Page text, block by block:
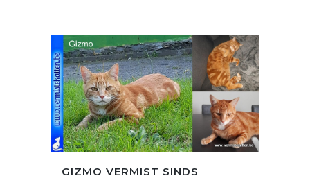
GIZMO VERMIST SINDS